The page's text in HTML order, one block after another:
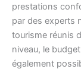
prestations
par des experts
tourisme réunis
niveau, le
également